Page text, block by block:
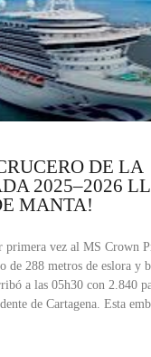
DE LA
2025–2026
MANTA!
primera vez al MS Crown
de 288 metros de eslora y
a las 05h30 con 2.840
de Cartagena. Esta